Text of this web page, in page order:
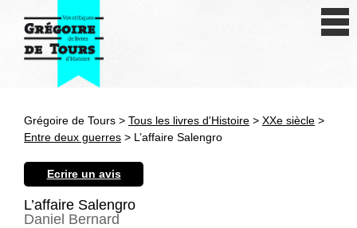
Antiquité
Grégoire de Tours > Tous les livres d'Histoire > XXe siècle >
Entre deux guerres > L’affaire Salengro
Ecrire un avis
L’affaire Salengro
Daniel Bernard